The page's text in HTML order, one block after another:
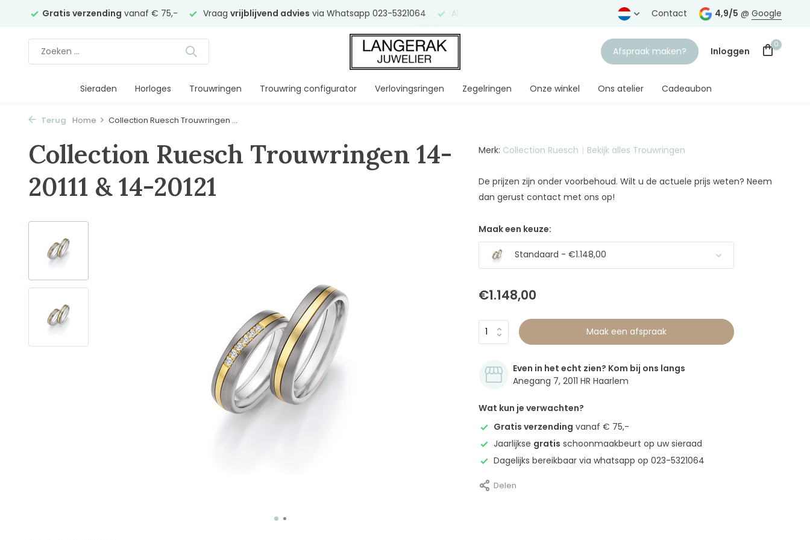
Gratis verzending vanaf € 75,- Vraag vrijblijvend advies via Whatsapp 023-5321064 Al Gratis verzending vanaf € 75,-
Contact 4,9/5 @ Google
Afspraak maken? Inloggen
0
Sieraden Horloges Trouwringen Trouwring configurator Verlovingsringen Zegelringen Onze winkel Ons atelier Cadeaubon
Terug Home Collection Ruesch Trouwringen ...
Collection Ruesch Trouwringen 14-
20111 & 14-20121
Merk: Collection Ruesch Bekijk alles Trouwringen
De prijzen zijn onder voorbehoud. Wilt u de actuele prijs weten? Neem
dan gerust contact met ons op!
Maak een keuze:
Standaard - €1.148,00
€1.148,00
Maak een afspraak
Even in het echt zien? Kom bij ons langs
Anegang 7, 2011 HR Haarlem
Wat kun je verwachten?
Gratis verzending vanaf € 75,-
Jaarlijkse gratis schoonmaakbeurt op uw sieraad
Dagelijks bereikbaar via whatsapp op 023-5321064
Delen